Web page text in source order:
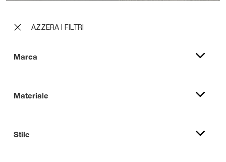
AZZERA I FILTRI
Marca
Materiale
Stile